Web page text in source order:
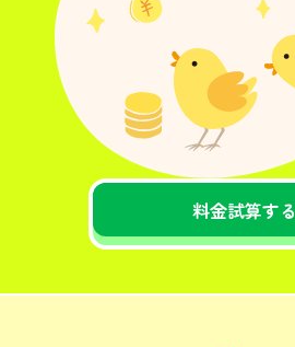
料金試算する